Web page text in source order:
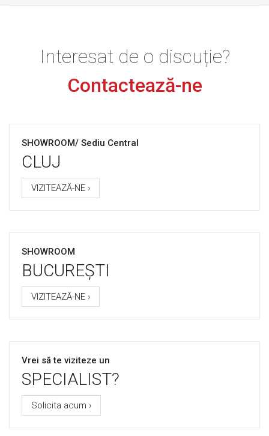
Interesat de o discuție?
Contactează-ne
SHOWROOM/ Sediu Central
CLUJ
VIZITEAZĂ-NE ›
SHOWROOM
BUCUREȘTI
VIZITEAZĂ-NE ›
Vrei să te viziteze un
SPECIALIST?
Solicita acum ›